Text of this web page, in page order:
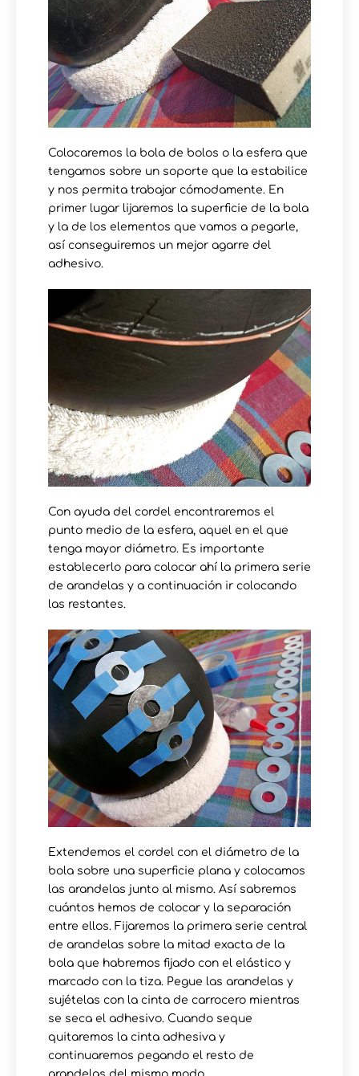
Colocaremos la bola de bolos o la esfera que
tengamos sobre un soporte que la estabilice
y nos permita trabajar cómodamente. En
primer lugar lijaremos la superficie de la bola
y la de los elementos que vamos a pegarle,
así conseguiremos un mejor agarre del
adhesivo.
Con ayuda del cordel encontraremos el
punto medio de la esfera, aquel en el que
tenga mayor diámetro. Es importante
establecerlo para colocar ahí la primera serie
de arandelas y a continuación ir colocando
las restantes.
Extendemos el cordel con el diámetro de la
bola sobre una superficie plana y colocamos
las arandelas junto al mismo. Así sabremos
cuántos hemos de colocar y la separación
entre ellos. Fijaremos la primera serie central
de arandelas sobre la mitad exacta de la
bola que habremos fijado con el elástico y
marcado con la tiza. Pegue las arandelas y
sujételas con la cinta de carrocero mientras
se seca el adhesivo. Cuando seque
quitaremos la cinta adhesiva y
continuaremos pegando el resto de